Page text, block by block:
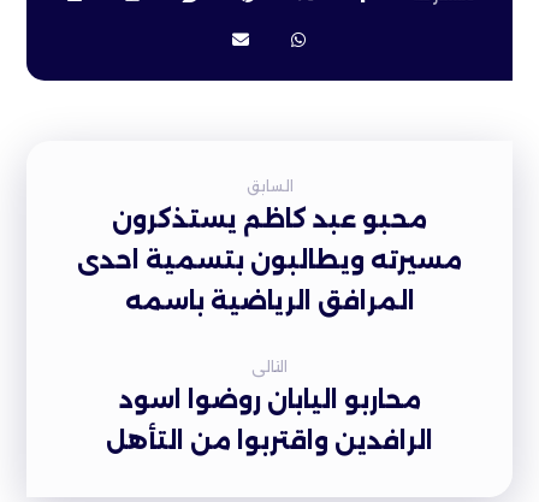
السابق
محبو عبد كاظم يستذكرون
مسيرته ويطالبون بتسمية احدى
المرافق الرياضية باسمه
التالى
محاربو اليابان روضوا اسود
الرافدين واقتربوا من التأهل